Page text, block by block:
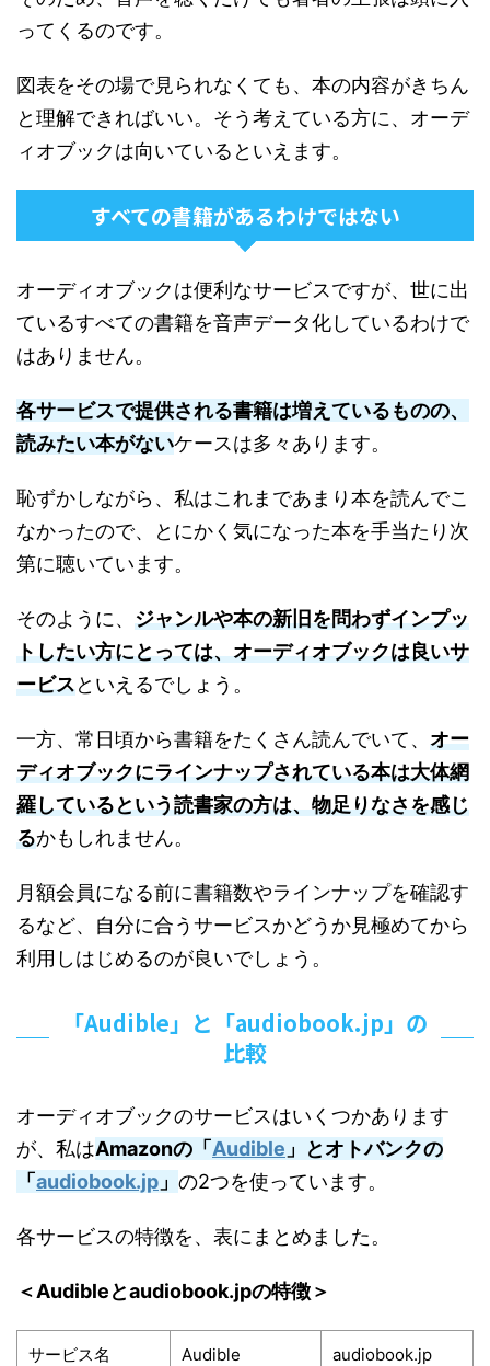
ってくるのです。
図表をその場で見られなくても、本の内容がきちん
と理解できればいい。そう考えている方に、オーデ
ィオブックは向いているといえます。
すべての書籍があるわけではない
オーディオブックは便利なサービスですが、世に出
ているすべての書籍を音声データ化しているわけで
はありません。
各サービスで提供される書籍は増えているものの、
読みたい本がないケースは多々あります。
恥ずかしながら、私はこれまであまり本を読んでこ
なかったので、とにかく気になった本を手当たり次
第に聴いています。
そのように、 ジャンルや本の新旧を問わずインプッ
トしたい方にとっては、オーディオブックは良いサ
ービスといえるでしょう。
一方、常日頃から書籍をたくさん読んでいて、 オー
ディオブックにラインナップされている本は大体網
羅しているという読書家の方は、物足りなさを感じ
るかもしれません。
月額会員になる前に書籍数やラインナップを確認す
るなど、自分に合うサービスかどうか見極めてから
利用しはじめるのが良いでしょう。
「Audible」と「audiobook.jp」の
比較
オーディオブックのサービスはいくつかあります
が、私はAmazonの「Audible 」とオトバンクの
「audiobook.jp 」 の2つを使っています。
各サービスの特徴を、表にまとめました。
＜Audibleとaudiobook.jpの特徴＞
サービス名 Audible audiobook.jp